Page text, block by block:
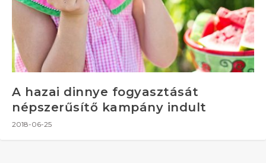
A hazai dinnye fogyasztását
népszerűsítő kampány indult
2018-06-25